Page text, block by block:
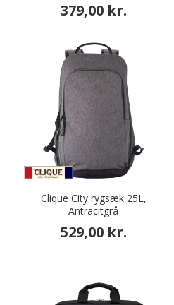
379,00 kr.
Clique City rygsæk 25L,
Antracitgrå
529,00 kr.